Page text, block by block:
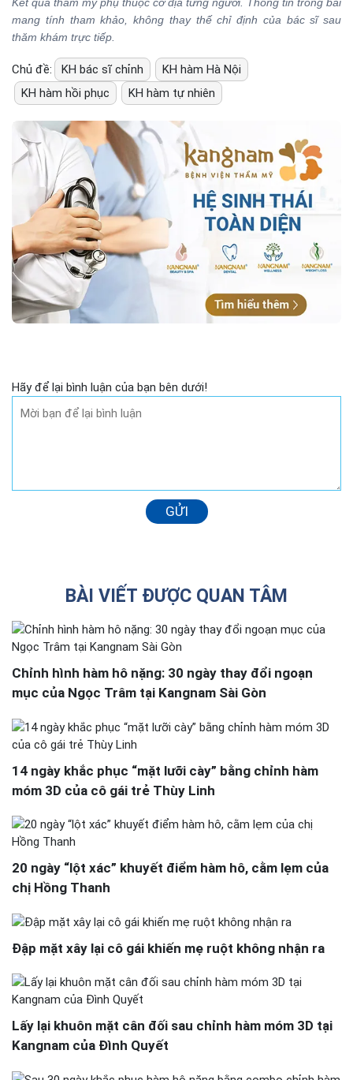
Kết quả thẩm mỹ phụ thuộc cơ địa từng người. Thông tin trong bài
mang tính tham khảo, không thay thế chỉ định của bác sĩ sau
thăm khám trực tiếp.
Chủ đề: KH bác sĩ chỉnh
KH hàm Hà Nội
KH hàm hồi phục
KH hàm tự nhiên
Hãy để lại bình luận của bạn bên dưới!
GỬI
BÀI VIẾT ĐƯỢC QUAN TÂM
Chỉnh hình hàm hô nặng: 30 ngày thay đổi ngoạn
mục của Ngọc Trâm tại Kangnam Sài Gòn
14 ngày khắc phục “mặt lưỡi cày” bằng chỉnh hàm
móm 3D của cô gái trẻ Thùy Linh
20 ngày “lột xác” khuyết điểm hàm hô, cằm lẹm của
chị Hồng Thanh
Đập mặt xây lại cô gái khiến mẹ ruột không nhận ra
Lấy lại khuôn mặt cân đối sau chỉnh hàm móm 3D tại
Kangnam của Đình Quyết